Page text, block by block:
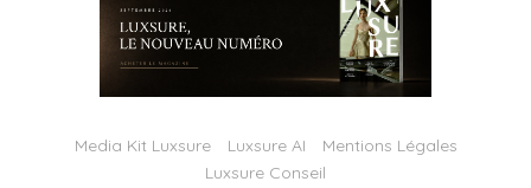
Media Kit Luxsure Luxsure AI
Mentions Légales
Luxsure Conseil